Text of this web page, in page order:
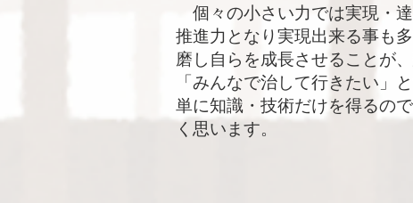
個々の小さい力では実現・
推進力となり実現出来る事も
磨し自らを成長させることが
「みんなで治して行きたい」
単に知識・技術だけを得るの
く思います。